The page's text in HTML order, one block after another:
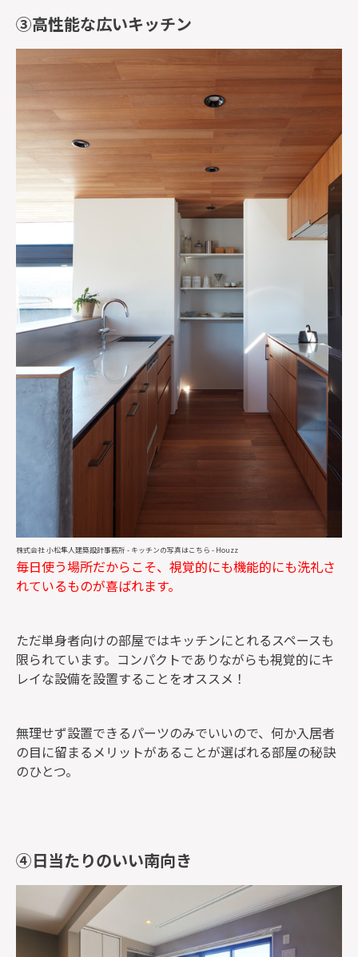
③高性能な広いキッチン
株式会社 小松隼人建築設計事務所 - キッチンの写真はこちら - Houzz
毎日使う場所だからこそ、視覚的にも機能的にも洗礼さ
れているものが喜ばれます。
ただ単身者向けの部屋ではキッチンにとれるスペースも
限られています。コンパクトでありながらも視覚的にキ
レイな設備を設置することをオススメ！
無理せず設置できるパーツのみでいいので、何か入居者
の目に留まるメリットがあることが選ばれる部屋の秘訣
のひとつ。
④日当たりのいい南向き